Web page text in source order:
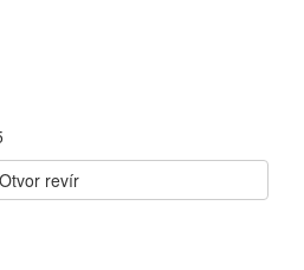
Otvor revír